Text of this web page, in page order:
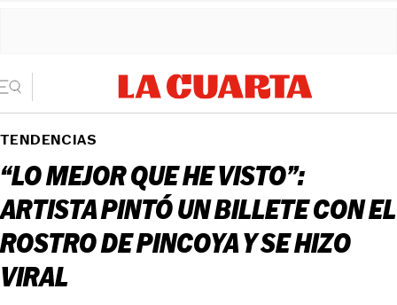
TENDENCIAS
“LO MEJOR QUE HE VISTO”:
ARTISTA PINTÓ UN BILLETE CON EL
ROSTRO DE PINCOYA Y SE HIZO
VIRAL